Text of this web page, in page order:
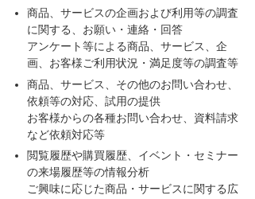
商品、サービスの企画および利用等の調査
に関する、お願い・連絡・回答
アンケート等による商品、サービス、企
画、お客様ご利用状況・満足度等の調査等
商品、サービス、その他のお問い合わせ、
依頼等の対応、試用の提供
お客様からの各種お問い合わせ、資料請求
など依頼対応等
閲覧履歴や購買履歴、イベント・セミナー
の来場履歴等の情報分析
ご興味に応じた商品・サービスに関する広